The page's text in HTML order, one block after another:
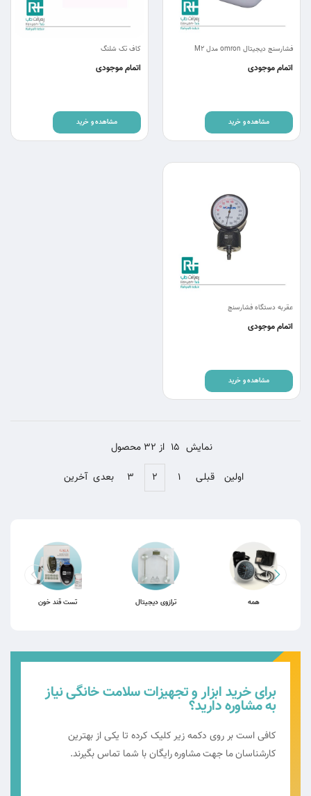
فشارسنج دیجیتال omron مدل M2
اتمام موجودی
مشاهده و خرید
کاف تک شلنگ
اتمام موجودی
مشاهده و خرید
عقربه دستگاه فشارسنج
اتمام موجودی
مشاهده و خرید
نمایش 15 از 32 محصول
اولین
قبلی ۱ ۲ ۳ بعدی آخرین
همه ترازوی دیجیتال تست قند خون
برای خرید ابزار و تجهیزات سلامت خانگی نیاز
به مشاوره دارید؟
کافی است بر روی دکمه زیر کلیک کرده تا یکی از بهترین
کارشناسان ما جهت مشاوره رایگان با شما تماس بگیرند.